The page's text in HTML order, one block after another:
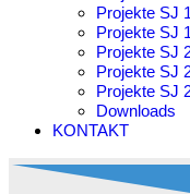
Projekte SJ
Projekte SJ
Projekte SJ
Projekte SJ
Projekte SJ
Downloads
KONTAKT